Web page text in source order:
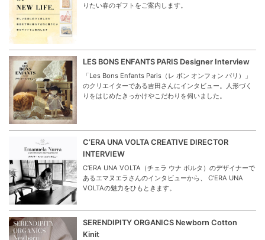
りたい春のギフトをご案内します。
LES BONS ENFANTS PARIS Designer Interview
「Les Bons Enfants Paris（レ ボン オンフォン パリ）」
のクリエイターである吉田さんにインタビュー。人形づく
りをはじめたきっかけやこだわりを伺いました。
C’ERA UNA VOLTA CREATIVE DIRECTOR
INTERVIEW
C’ERA UNA VOLTA（チェラ ウナ ボルタ）のデザイナーで
あるエマヌエラさんのインタビューから、 C’ERA UNA
VOLTAの魅力をひもときます。
SERENDIPITY ORGANICS Newborn Cotton
Kinit